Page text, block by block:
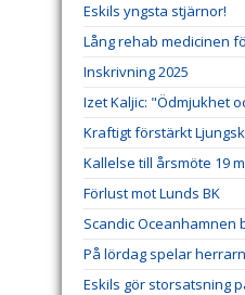
Eskils yngsta stjärnor!
Lång rehab medicinen
Inskrivning 2025
Izet Kaljic: "Ödmjukhet
Kraftigt förstärkt
Kallelse till årsmöte 19
Förlust mot Lunds BK
Scandic Oceanhamnen
På lördag spelar
Eskils gör storsatsning